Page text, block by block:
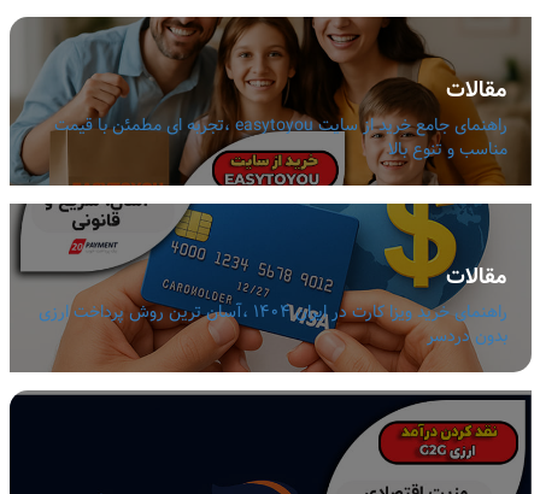
مقالات
راهنمای جامع خرید از سایت easytoyou ،تجربه ای مطمئن با قیمت
مناسب و تنوع بالا
مقالات
راهنمای خرید ویزا کارت در ایران 1404 ،آسان ترین روش پرداخت ارزی
بدون دردسر